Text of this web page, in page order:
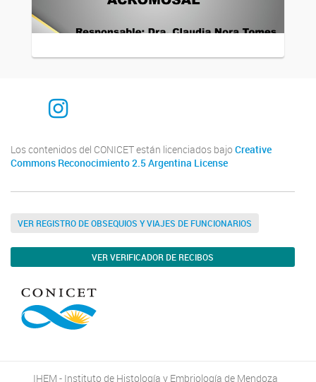
Instagram
Los contenidos del CONICET están licenciados bajo Creative
Commons Reconocimiento 2.5 Argentina License
VER REGISTRO DE OBSEQUIOS Y VIAJES DE FUNCIONARIOS
VER VERIFICADOR DE RECIBOS
IHEM - Instituto de Histología y Embriología de Mendoza